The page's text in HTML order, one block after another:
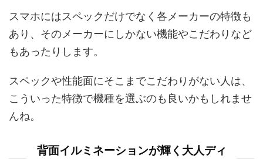
スマホにはスペックだけでなく各メーカーの特徴も
あり、そのメーカーにしかない機能やこだわりなど
もあったりします。
スペックや性能面にそこまでこだわりがない人は、
こういった特徴で機種を選ぶのも良いかもしれませ
んね。
背面イルミネーションが輝く大人ディ